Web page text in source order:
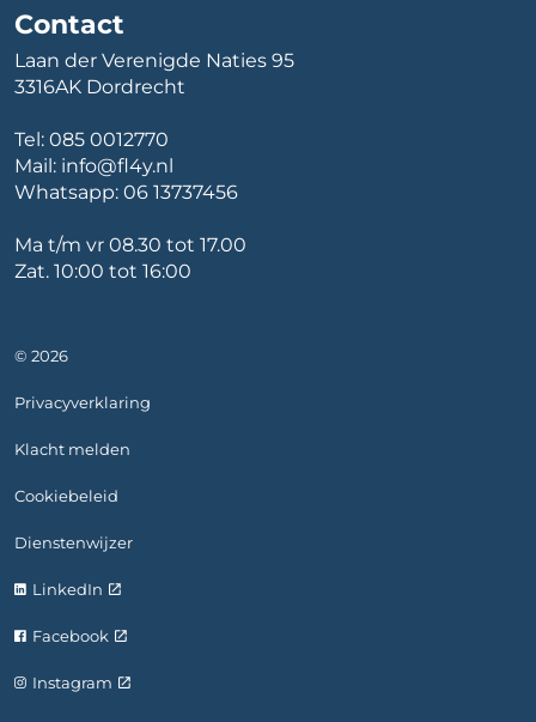
Contact
Laan der Verenigde Naties 95
3316AK Dordrecht
Tel: 085 0012770
Mail: info@fl4y.nl
Whatsapp: 06 13737456
Ma t/m vr 08.30 tot 17.00
Zat. 10:00 tot 16:00
© 2026
Privacyverklaring
Klacht melden
Cookiebeleid
Dienstenwijzer
LinkedIn
Facebook
Instagram